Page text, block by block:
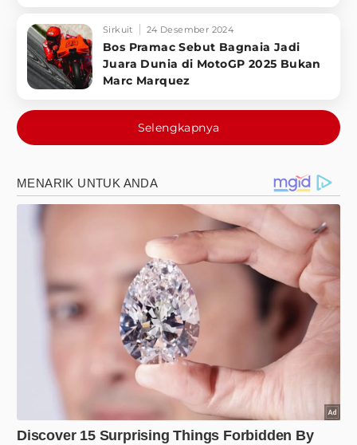
Sirkuit 24 Desember 2024
Bos Pramac Sebut Bagnaia Jadi
Juara Dunia di MotoGP 2025 Bukan
Marc Marquez
Selengkapnya